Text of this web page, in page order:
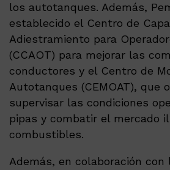
los autotanques. Además,
establecido el Centro de
Adiestramiento para
(CCAOT) para mejorar las
conductores y el Centro de
Autotanques (CEMOAT), que
supervisar las condiciones
pipas y combatir el mercado
combustibles.
Además, en colaboración con